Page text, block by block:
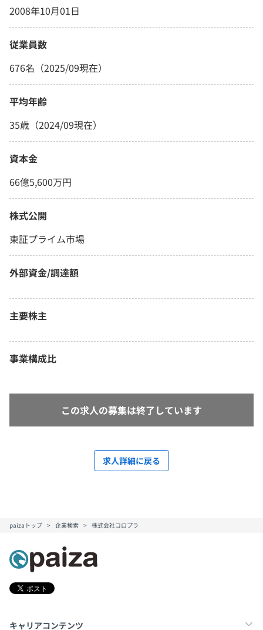
2008年10月01日
従業員数
676名（2025/09現在）
平均年齢
35歳（2024/09現在）
資本金
66億5,600万円
株式公開
東証プライム市場
外部資金/調達額
主要株主
事業構成比
この求人の募集は終了しています
求人詳細に戻る
paizaトップ 企業検索 株式会社コロプラ
キャリアコンテンツ